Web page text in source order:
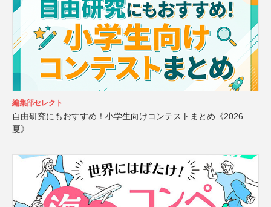
編集部セレクト
自由研究にもおすすめ！小学生向けコンテストまとめ《2026
夏》